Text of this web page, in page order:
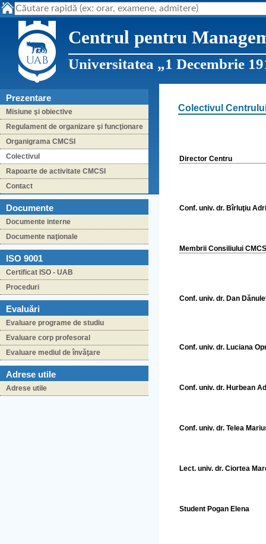
Centrul pentru
Universitatea „1 Decembrie
Prezentare
Misiune şi obiective
Regulament de organizare şi funcţionare
Organigrama CMCSI
Colectivul
Rapoarte de activitate CMCSI
Contact
Documente
Documente interne
Documente naţionale
ISO 9001
Certificat ISO - UAB
Proceduri
Evaluări
Evaluare programe de studiu
Evaluare corp profesoral
Evaluare mediul de învăţare
Adrese utile
Adrese utile
Colectivul
Director Centru
Conf. univ. dr. Bîrluţiu
Membrii Consiliului
Conf. univ. dr. Dan
Conf. univ. dr. Luciana
Conf. univ. dr. Hurbean
Conf. univ. dr. Telea
Lect. univ. dr. Ciortea
Student Pogan Elena